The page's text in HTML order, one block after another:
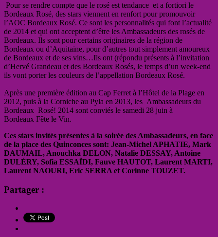
Pour se rendre compte que le rosé est tendance et a fortiori le
Bordeaux Rosé, des stars viennent en renfort pour promouvoir
l’AOC Bordeaux Rosé. Ce sont les personnalités qui font l’actualité
de 2014 et qui ont acceptent d’être les Ambassadeurs des rosés de
Bordeaux. Ils sont pour certains originaires de la région de
Bordeaux ou d’Aquitaine, pour d’autres tout simplement amoureux
de Bordeaux et de ses vins…Ils ont (répondu présents à l’invitation
d’Hervé Grandeau et des Bordeaux Rosés, le temps d’un week-end
ils vont porter les couleurs de l’appellation Bordeaux Rosé.
Après une première édition au Cap Ferret à l’Hôtel de la Plage en
2012, puis à la Corniche au Pyla en 2013, les Ambassadeurs du
Bordeaux Rosé! 2014 sont conviés le samedi 28 juin à
Bordeaux Fête le Vin.
Ces stars invités présentes à la soirée des Ambassadeurs, en face
de la place des Quinconces sont: Jean-Michel APHATIE, Mark
DAUMAIL, Anouchka DELON, Natalie DESSAY, Antoine
DULÉRY, Sofia ESSAÏDI, Fauve HAUTOT, Laurent MARTI,
Laurent NAOURI, Eric SERRA et Corinne TOUZET.
Partager :